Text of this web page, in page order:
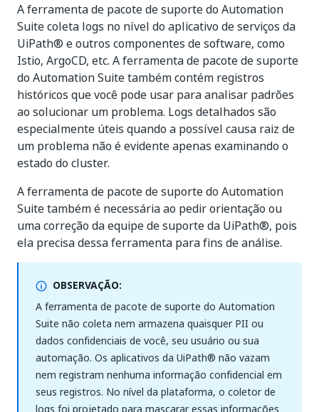
A ferramenta de pacote de suporte do Automation
Suite coleta logs no nível do aplicativo de serviços da
UiPath® e outros componentes de software, como
Istio, ArgoCD, etc. A ferramenta de pacote de suporte
do Automation Suite também contém registros
históricos que você pode usar para analisar padrões
ao solucionar um problema. Logs detalhados são
especialmente úteis quando a possível causa raiz de
um problema não é evidente apenas examinando o
estado do cluster.
A ferramenta de pacote de suporte do Automation
Suite também é necessária ao pedir orientação ou
uma correção da equipe de suporte da UiPath®, pois
ela precisa dessa ferramenta para fins de análise.
OBSERVAÇÃO:
A ferramenta de pacote de suporte do Automation
Suite não coleta nem armazena quaisquer PII ou
dados confidenciais de você, seu usuário ou sua
automação. Os aplicativos da UiPath® não vazam
nem registram nenhuma informação confidencial em
seus registros. No nível da plataforma, o coletor de
logs foi projetado para mascarar essas informações